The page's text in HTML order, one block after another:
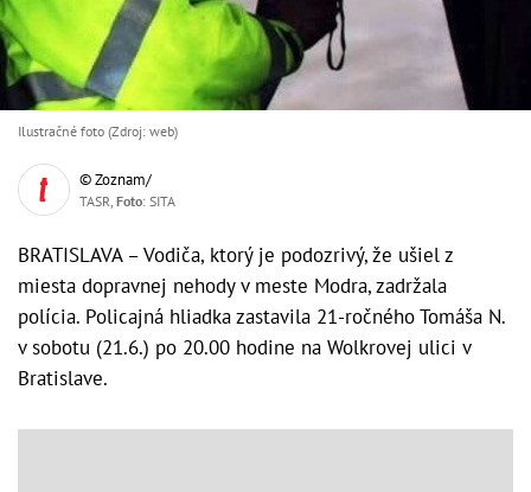
Ilustračné foto (Zdroj: web)
© Zoznam/
TASR, Foto: SITA
BRATISLAVA – Vodiča, ktorý je podozrivý, že ušiel z
miesta dopravnej nehody v meste Modra, zadržala
polícia. Policajná hliadka zastavila 21-ročného Tomáša N.
v sobotu (21.6.) po 20.00 hodine na Wolkrovej ulici v
Bratislave.